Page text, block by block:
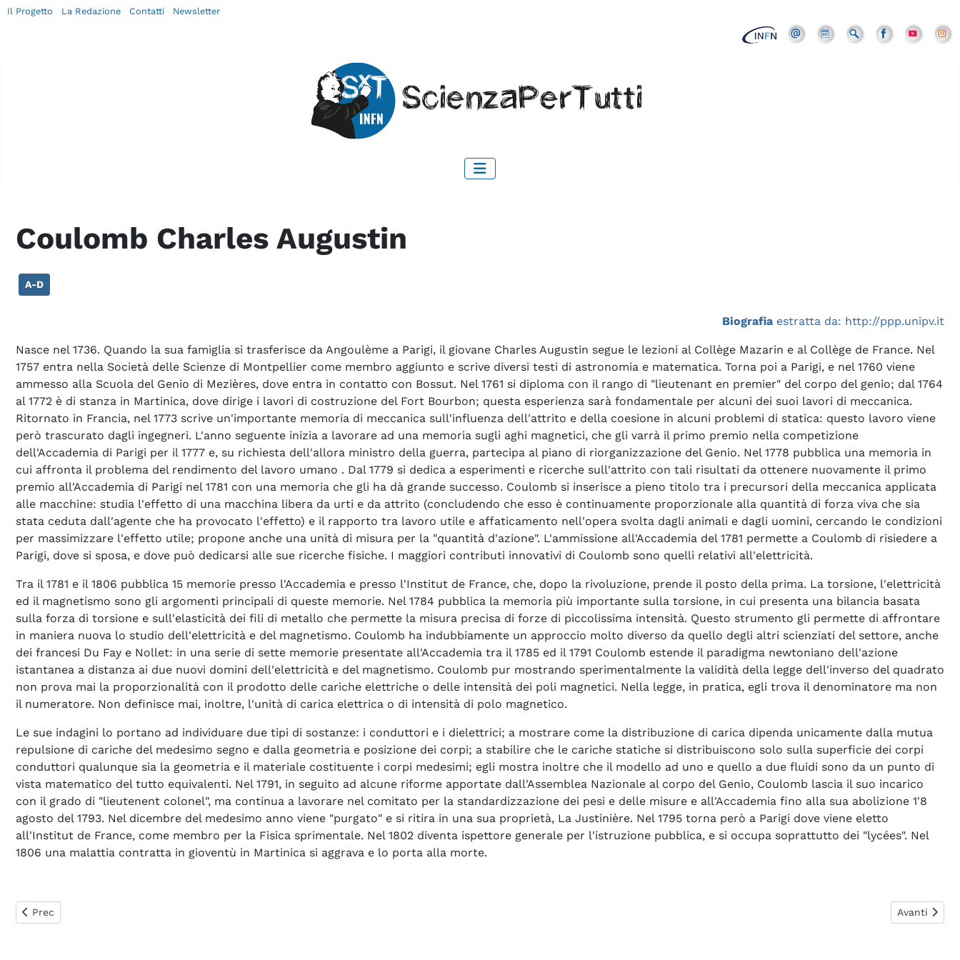
Il Progetto La Redazione Contatti Newsletter
Coulomb Charles Augustin
A-D
Biografia estratta da: http://ppp.unipv.it
Nasce nel 1736. Quando la sua famiglia si trasferisce da Angoulème a Parigi, il giovane Charles Augustin segue le lezioni al Collège Mazarin e al Collège de France. Nel
1757 entra nella Società delle Scienze di Montpellier come membro aggiunto e scrive diversi testi di astronomia e matematica. Torna poi a Parigi, e nel 1760 viene
ammesso alla Scuola del Genio di Mezières, dove entra in contatto con Bossut. Nel 1761 si diploma con il rango di "lieutenant en premier" del corpo del genio; dal 1764
al 1772 è di stanza in Martinica, dove dirige i lavori di costruzione del Fort Bourbon; questa esperienza sarà fondamentale per alcuni dei suoi lavori di meccanica.
Ritornato in Francia, nel 1773 scrive un'importante memoria di meccanica sull'influenza dell'attrito e della coesione in alcuni problemi di statica: questo lavoro viene
però trascurato dagli ingegneri. L'anno seguente inizia a lavorare ad una memoria sugli aghi magnetici, che gli varrà il primo premio nella competizione
dell'Accademia di Parigi per il 1777 e, su richiesta dell'allora ministro della guerra, partecipa al piano di riorganizzazione del Genio. Nel 1778 pubblica una memoria in
cui affronta il problema del rendimento del lavoro umano . Dal 1779 si dedica a esperimenti e ricerche sull'attrito con tali risultati da ottenere nuovamente il primo
premio all'Accademia di Parigi nel 1781 con una memoria che gli ha dà grande successo. Coulomb si inserisce a pieno titolo tra i precursori della meccanica applicata
alle macchine: studia l'effetto di una macchina libera da urti e da attrito (concludendo che esso è continuamente proporzionale alla quantità di forza viva che sia
stata ceduta dall'agente che ha provocato l'effetto) e il rapporto tra lavoro utile e affaticamento nell'opera svolta dagli animali e dagli uomini, cercando le condizioni
per massimizzare l'effetto utile; propone anche una unità di misura per la "quantità d'azione". L'ammissione all'Accademia del 1781 permette a Coulomb di risiedere a
Parigi, dove si sposa, e dove può dedicarsi alle sue ricerche fisiche. I maggiori contributi innovativi di Coulomb sono quelli relativi all'elettricità.
Tra il 1781 e il 1806 pubblica 15 memorie presso l'Accademia e presso l'Institut de France, che, dopo la rivoluzione, prende il posto della prima. La torsione, l'elettricità
ed il magnetismo sono gli argomenti principali di queste memorie. Nel 1784 pubblica la memoria più importante sulla torsione, in cui presenta una bilancia basata
sulla forza di torsione e sull'elasticità dei fili di metallo che permette la misura precisa di forze di piccolissima intensità. Questo strumento gli permette di affrontare
in maniera nuova lo studio dell'elettricità e del magnetismo. Coulomb ha indubbiamente un approccio molto diverso da quello degli altri scienziati del settore, anche
dei francesi Du Fay e Nollet: in una serie di sette memorie presentate all'Accademia tra il 1785 ed il 1791 Coulomb estende il paradigma newtoniano dell'azione
istantanea a distanza ai due nuovi domini dell'elettricità e del magnetismo. Coulomb pur mostrando sperimentalmente la validità della legge dell'inverso del quadrato
non prova mai la proporzionalità con il prodotto delle cariche elettriche o delle intensità dei poli magnetici. Nella legge, in pratica, egli trova il denominatore ma non
il numeratore. Non definisce mai, inoltre, l'unità di carica elettrica o di intensità di polo magnetico.
Le sue indagini lo portano ad individuare due tipi di sostanze: i conduttori e i dielettrici; a mostrare come la distribuzione di carica dipenda unicamente dalla mutua
repulsione di cariche del medesimo segno e dalla geometria e posizione dei corpi; a stabilire che le cariche statiche si distribuiscono solo sulla superficie dei corpi
conduttori qualunque sia la geometria e il materiale costituente i corpi medesimi; egli mostra inoltre che il modello ad uno e quello a due fluidi sono da un punto di
vista matematico del tutto equivalenti. Nel 1791, in seguito ad alcune riforme apportate dall'Assemblea Nazionale al corpo del Genio, Coulomb lascia il suo incarico
con il grado di "lieutenent colonel", ma continua a lavorare nel comitato per la standardizzazione dei pesi e delle misure e all'Accademia fino alla sua abolizione 1'8
agosto del 1793. Nel dicembre del medesimo anno viene "purgato" e si ritira in una sua proprietà, La Justinière. Nel 1795 torna però a Parigi dove viene eletto
all'Institut de France, come membro per la Fisica sprimentale. Nel 1802 diventa ispettore generale per l'istruzione pubblica, e si occupa soprattutto dei "lycées". Nel
1806 una malattia contratta in gioventù in Martinica si aggrava e lo porta alla morte.
Articolo precedente: Cornelius A. Tobias
Prec Articolo
Avanti